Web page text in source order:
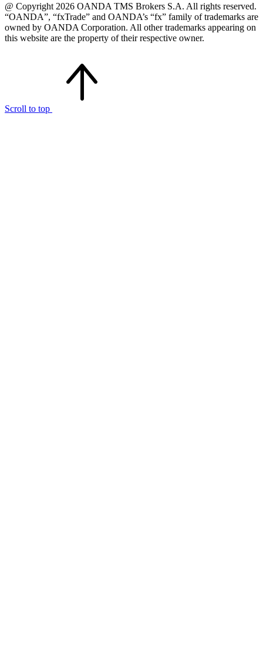
@ Copyright 2026 OANDA TMS Brokers S.A. All rights reserved.
“OANDA”, “fxTrade” and OANDA’s “fx” family of trademarks are
owned by OANDA Corporation. All other trademarks appearing on
this website are the property of their respective owner.
Scroll to top